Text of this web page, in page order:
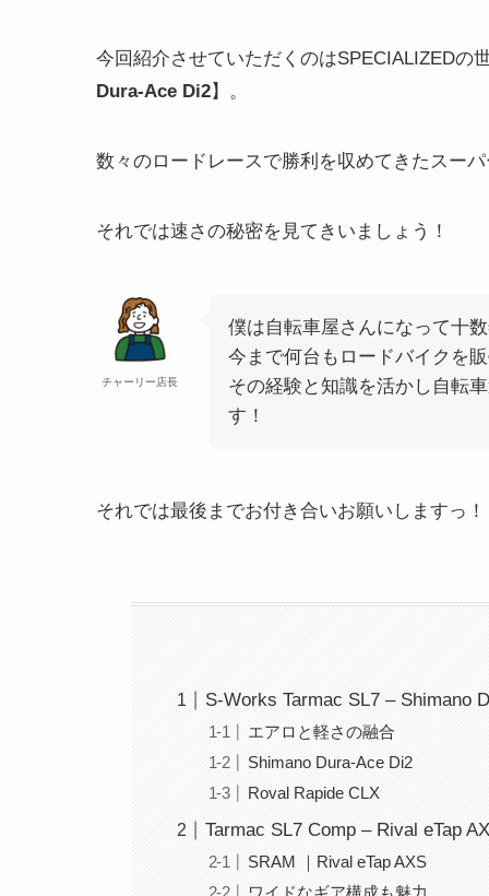
今回紹介させていただくのはSPECIALIZEDの
Dura-Ace Di2】。
数々のロードレースで勝利を収めてきたスー
それでは速さの秘密を見てきいましょう！
チャーリー店長
僕は自転車屋さんになって十
今まで何台もロードバイクを
その経験と知識を活かし自転
す！
それでは最後までお付き合いお願いしますっ！
S-Works Tarmac SL7 – Shimano
エアロと軽さの融合
Shimano Dura-Ace Di2
Roval Rapide CLX
Tarmac SL7 Comp – Rival eTap
SRAM ｜Rival eTap AXS
ワイドなギア構成も魅力